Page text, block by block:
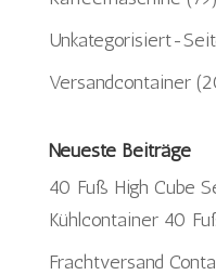
Unkategorisiert-
Versandcontainer
Neueste Beiträge
40 Fuß High Cube
Kühlcontainer 40
Frachtversand